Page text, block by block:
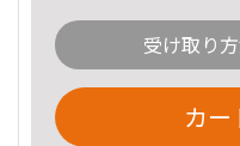
受け取り
カー